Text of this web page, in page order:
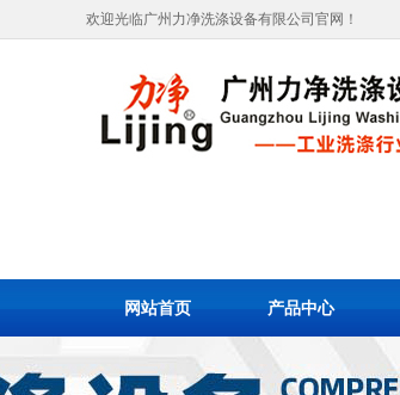
欢迎光临广州力净洗涤设备有限公司官网！
网站首页 产品中心